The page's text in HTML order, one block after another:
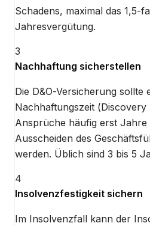
Schadens, maximal das 1,5-
Jahresvergütung.
3
Nachhaftung sicherstellen
Die D&O-Versicherung sollte
Nachhaftungszeit
Ansprüche häufig erst Jahre
Ausscheiden des
werden. Üblich sind 3 bis 5
4
Insolvenzfestigkeit sichern
Im Insolvenzfall kann der